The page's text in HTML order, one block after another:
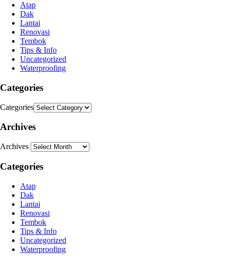
Atap
Dak
Lantai
Renovasi
Tembok
Tips & Info
Uncategorized
Waterproofing
Categories
Categories
Archives
Archives
Categories
Atap
Dak
Lantai
Renovasi
Tembok
Tips & Info
Uncategorized
Waterproofing